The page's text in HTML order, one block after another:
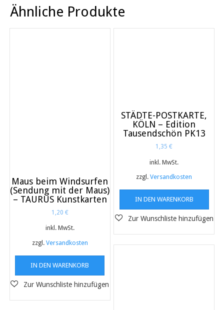
Ähnliche Produkte
Maus beim Windsurfen
(Sendung mit der Maus)
– TAURUS Kunstkarten
1,20 €
inkl. MwSt.
zzgl. Versandkosten
IN DEN WARENKORB
STÄDTE-POSTKARTE,
KÖLN – Edition
Tausendschön PK13
1,35€
inkl. MwSt.
zzgl.Versandkosten
IN DEN WARENKORB